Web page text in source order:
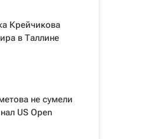
Крейчикова
в Таллине
не сумели
US Open